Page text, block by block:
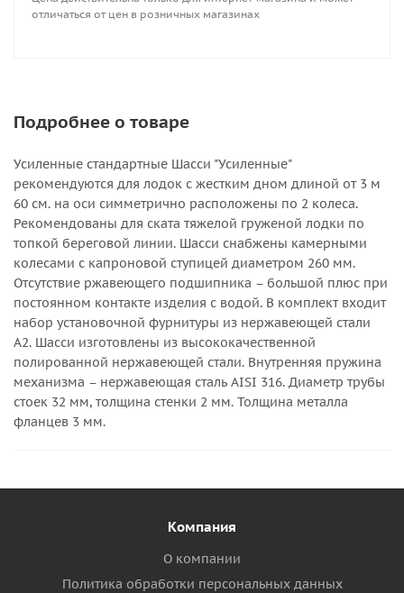
отличаться от цен в розничных магазинах
Подробнее о товаре
Усиленные стандартные Шасси "Усиленные"
рекомендуются для лодок с жестким дном длиной от 3 м
60 см. на оси симметрично расположены по 2 колеса.
Рекомендованы для ската тяжелой груженой лодки по
топкой береговой линии. Шасси снабжены камерными
колесами с капроновой ступицей диаметром 260 мм.
Отсутствие ржавеющего подшипника – большой плюс при
постоянном контакте изделия с водой. В комплект входит
набор установочной фурнитуры из нержавеющей стали
А2. Шасси изготовлены из высококачественной
полированной нержавеющей стали. Внутренняя пружина
механизма – нержавеющая сталь AISI 316. Диаметр трубы
стоек 32 мм, толщина стенки 2 мм. Толщина металла
фланцев 3 мм.
Компания
О компании
Политика обработки персональных данных